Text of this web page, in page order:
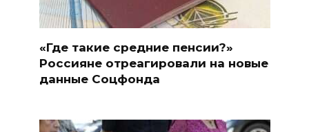
«Где такие средние пенсии?»
Россияне отреагировали на новые
данные Соцфонда